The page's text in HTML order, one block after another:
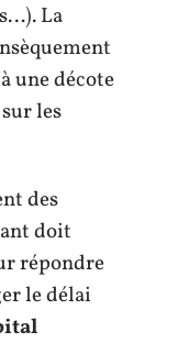
La
une décote
les
des
doit
répondre
le délai